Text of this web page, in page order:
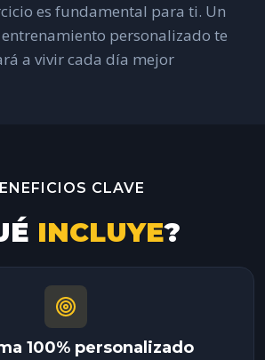
es fundamental para ti. Un
personalizado te
a vivir cada día mejor
CLAVE
INCLUYE?
100% personalizado